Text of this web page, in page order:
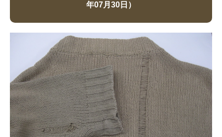
年07月30日）